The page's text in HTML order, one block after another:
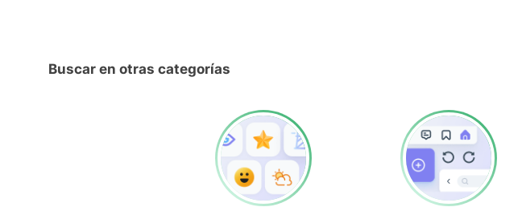
Buscar en otras categorías